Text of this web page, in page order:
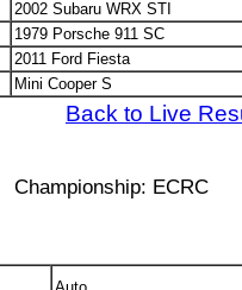
2002 Subaru WRX STI
1979 Porsche 911 SC
2011 Ford Fiesta
Mini Cooper S
Back to Live
Championship: ECRC